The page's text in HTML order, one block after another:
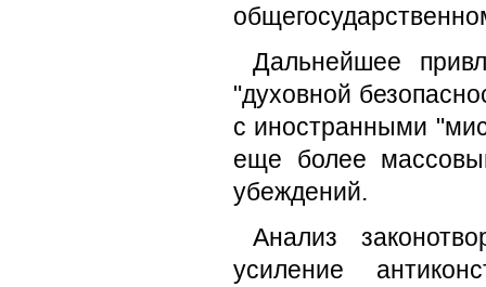
Дальнейшее
"духовной
с иностранными
еще более
убеждений.
Анализ
усиление